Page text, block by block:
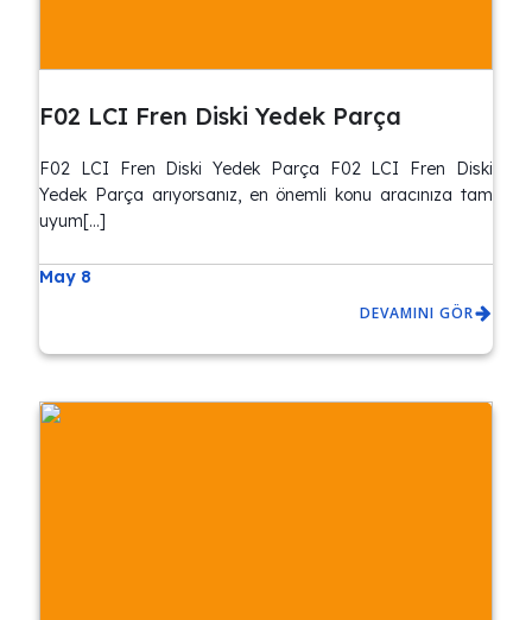
F02 LCI Fren Diski Yedek Parça
F02 LCI Fren Diski Yedek Parça F02 LCI Fren Diski
Yedek Parça arıyorsanız, en önemli konu aracınıza tam
uyum[…]
May 8
DEVAMINI GÖR